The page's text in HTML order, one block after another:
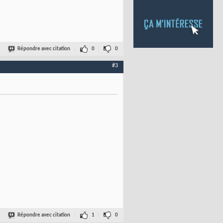
Répondre avec citation 0 0
#3
Répondre avec citation 1 0